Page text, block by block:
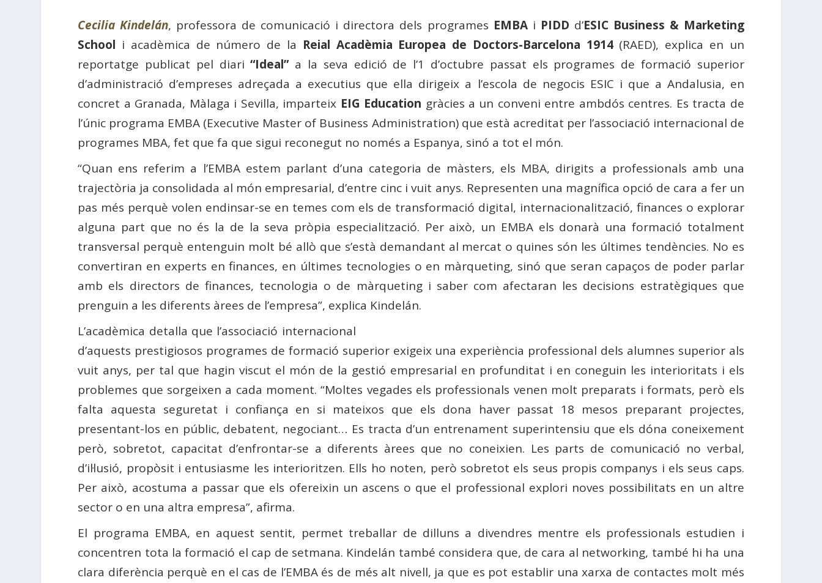
Cecilia Kindelán, professora de comunicació i directora dels programes EMBAi PIDD d’ESIC Business & Marketing
School i acadèmica de número de la Reial Acadèmia Europea de Doctors-Barcelona 1914(RAED), explica en un
reportatge publicat pel diari “Ideal”a la seva edició de l’1 d’octubre passat els programes de formació superior
d’administració d’empreses adreçada a executius que ella dirigeix ​​a l’escola de negocis ESIC i que a Andalusia, en
concret a Granada, Màlaga i Sevilla, imparteix EIG Education gràcies a un conveni entre ambdós centres. Es tracta de
l’únic programa EMBA (Executive Master of Business Administration) que està acreditat per l’associació internacional de
programes MBA, fet que fa que sigui reconegut no només a Espanya, sinó a tot el món.
“Quan ens referim a l’EMBA estem parlant d’una categoria de màsters, els MBA, dirigits a professionals amb una
trajectòria ja consolidada al món empresarial, d’entre cinc i vuit anys. Representen una magnífica opció de cara a fer un
pas més perquè volen endinsar-se en temes com els de transformació digital, internacionalització, finances o explorar
alguna part que no és la de la seva pròpia especialització. Per això, un EMBA els donarà una formació totalment
transversal perquè entenguin molt bé allò que s’està demandant al mercat o quines són les últimes tendències. No es
convertiran en experts en finances, en últimes tecnologies o en màrqueting, sinó que seran capaços de poder parlar
amb els directors de finances, tecnologia o de màrqueting i saber com afectaran les decisions estratègiques que
prenguin a les diferents àrees de l’empresa”, explica Kindelán.
L’acadèmica detalla que l’associació internacional
d’aquests prestigiosos programes de formació superior exigeix ​​una experiència professional dels alumnes superior als
vuit anys, per tal que hagin viscut el món de la gestió empresarial en profunditat i en coneguin les interioritats i els
problemes que sorgeixen a cada moment. “Moltes vegades els professionals venen molt preparats i formats, però els
falta aquesta seguretat i confiança en si mateixos que els dona haver passat 18 mesos preparant projectes,
presentant-los en públic, debatent, negociant… Es tracta d’un entrenament superintensiu que els dóna coneixement
però, sobretot, capacitat d’enfrontar-se a diferents àrees que no coneixien. Les parts de comunicació no verbal,
d’il·lusió, propòsit i entusiasme les interioritzen. Ells ho noten, però sobretot els seus propis companys i els seus caps.
Per això, acostuma a passar que els ofereixin un ascens o que el professional explori noves possibilitats en un altre
sector o en una altra empresa”, afirma.
El programa EMBA, en aquest sentit, permet treballar de dilluns a divendres mentre els professionals estudien i
concentren tota la formació el cap de setmana. Kindelán també considera que, de cara al networking, també hi ha una
clara diferència perquè en el cas de l’EMBA és de més alt nivell, ja que es pot establir una xarxa de contactes molt més